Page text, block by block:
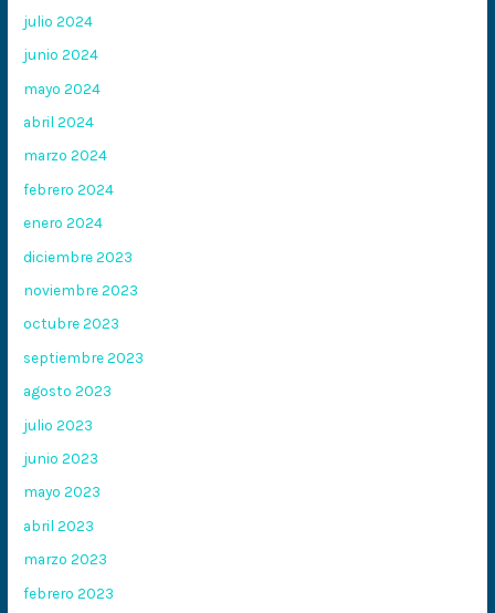
julio 2024
junio 2024
mayo 2024
abril 2024
marzo 2024
febrero 2024
enero 2024
diciembre 2023
noviembre 2023
octubre 2023
septiembre 2023
agosto 2023
julio 2023
junio 2023
mayo 2023
abril 2023
marzo 2023
febrero 2023